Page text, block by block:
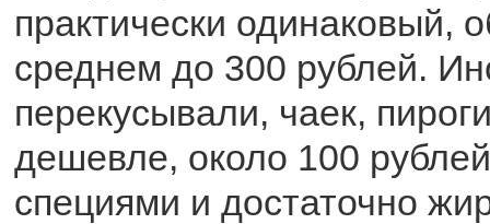
практически одинаковый,
среднем до 300 рублей.
перекусывали, чаек,
дешевле, около 100
специями и достаточно